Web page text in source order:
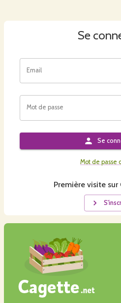
Se
Email
Mot de passe
Se
Mot de passe
Première visite sur